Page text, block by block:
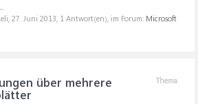
27. Juni 2013, 1 Antwort(en), im Forum: Microsoft
Thema
über mehrere